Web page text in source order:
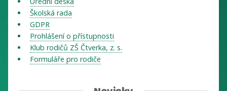
Školská rada
GDPR
Prohlášení o přístupnosti
Klub rodičů ZŠ Čtverka, z. s.
Formuláře pro rodiče